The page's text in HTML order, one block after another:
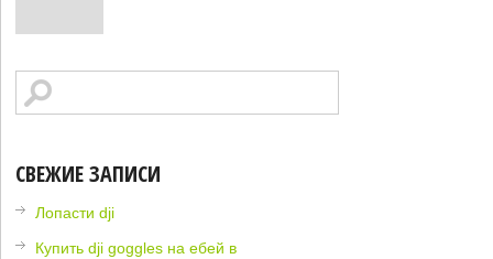
СВЕЖИЕ ЗАПИСИ
Лопасти dji
Купить dji goggles на ебей в